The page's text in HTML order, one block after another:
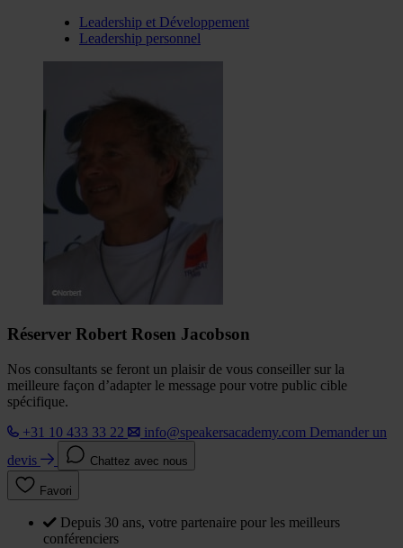
Leadership et Développement
Leadership personnel
Réserver Robert Rosen Jacobson
Nos consultants se feront un plaisir de vous conseiller sur la
meilleure façon d’adapter le message pour votre public cible
spécifique.
+31 10 433 33 22
info@speakersacademy.com Demander un
devis
Chattez avec nous
Favori
Depuis 30 ans, votre partenaire pour les meilleurs
conférenciers